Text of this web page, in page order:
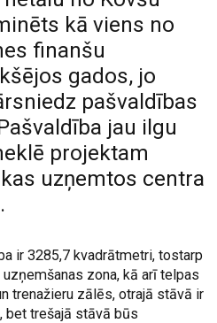
kā viens no
finanšu
gados, jo
pašvaldības
jau ilgu
projektam
uzņemtos centra
ir 3285,7 kvadrātmetri, tostarp
zona, kā arī telpas
trenažieru zālēs, otrajā stāvā ir
bet trešajā stāvā būs